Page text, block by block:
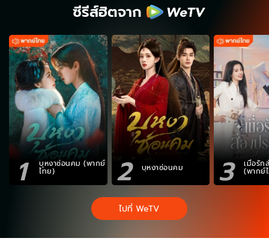
ซีรีส์ฮิตจาก
1 บุหงาซ่อนคม (พากย์
ไทย) 2 บุหงาซ่อนคม 3 เมื่อรัก
(พากย์
ไปที่ WeTV